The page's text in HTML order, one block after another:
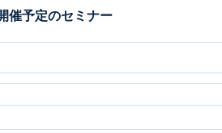
催予定のセミナー